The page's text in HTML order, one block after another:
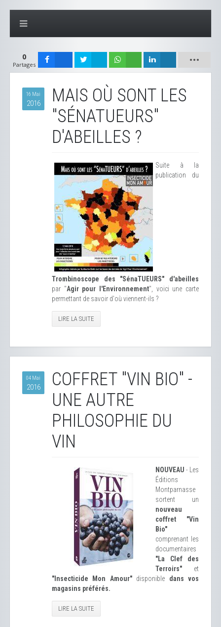
0
Partages
16 Mai
2016
MAIS OÙ SONT LES
"SÉNATUEURS"
D'ABEILLES ?
Suite à la
publication du
Trombinoscope des "SénaTUEURS" d'abeilles
par "Agir pour l'Environnement", voici une carte
permettant de savoir d'où viennent-ils ?
LIRE LA SUITE
04 Mai
2016
COFFRET "VIN BIO" -
UNE AUTRE
PHILOSOPHIE DU
VIN
NOUVEAU - Les
Éditions
Montparnasse
sortent un
nouveau
coffret "Vin
Bio"
comprenant les
documentaires
"La Clef des
Terroirs" et
"Insecticide Mon Amour"disponible dans vos
magasins préférés.
LIRE LA SUITE